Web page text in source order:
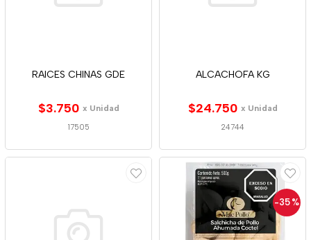
RAICES CHINAS GDE
$3.750 x Unidad
17505
ALCACHOFA KG
$24.750 x Unidad
24744
-35 %